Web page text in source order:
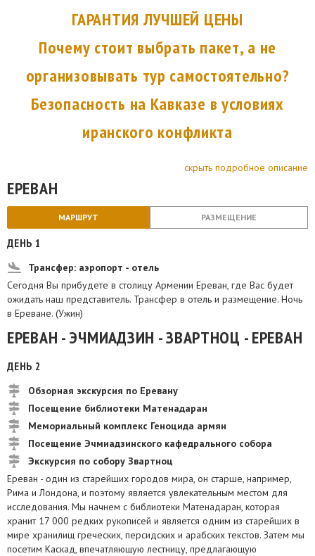
ГАРАНТИЯ ЛУЧШЕЙ ЦЕНЫ
Почему стоит выбрать пакет, а не
организовывать тур самостоятельно?
Безопасность на Кавказе в условиях
иранского конфликта
скрыть подробное описание
ЕРЕВАН
МАРШРУТ РАЗМЕЩЕНИЕ
ДЕНЬ 1
Трансфер: аэропорт - отель
Сегодня Вы прибудете в столицу Армении Ереван, где Вас будет
ожидать наш представитель. Трансфер в отель и размещение. Ночь
в Ереване. (Ужин)
ЕРЕВАН - ЭЧМИАДЗИН - ЗВАРТНОЦ - ЕРЕВАН
ДЕНЬ 2
Обзорная экскурсия по Еревану
Посещение библиотеки Матенадаран
Мемориальный комплекс Геноцида армян
Посещение Эчмиадзинского кафедрального собора
Экскурсия по собору Звартноц
Ереван - один из старейших городов мира, он старше, например,
Рима и Лондона, и поэтому является увлекательным местом для
исследования. Мы начнем с библиотеки Матенадаран, которая
хранит 17 000 редких рукописей и является одним из старейших в
мире хранилищ греческих, персидских и арабских текстов. Затем мы
посетим Каскад, впечатляющую лестницу, предлагающую